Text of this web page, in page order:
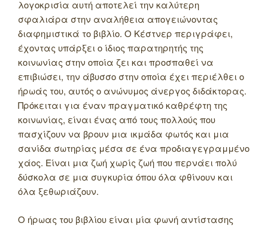
λογοκρισία αυτή αποτελεί την καλύτερη
σφαλιάρα στην αναλήθεια απογειώνοντας
διαφημιστικά το βιβλίο. Ο Κέστνερ περιγράφει,
έχοντας υπάρξει ο ίδιος παρατηρητής της
κοινωνίας στην οποία ζει και προσπαθεί να
επιβιώσει, την άβυσσο στην οποία έχει περιέλθει ο
ήρωάς του, αυτός ο ανώνυμος άνεργος διδάκτορας.
Πρόκειται για έναν πραγματικό καθρέφτη της
κοινωνίας, είναι ένας από τους πολλούς που
πασχίζουν να βρουν μια ικμάδα φωτός και μια
σανίδα σωτηρίας μέσα σε ένα προδιαγεγραμμένο
χάος. Είναι μια ζωή χωρίς ζωή που περνάει πολύ
δύσκολα σε μια συγκυρία όπου όλα φθίνουν και
όλα ξεθωριάζουν.
Ο ήρωας του βιβλίου είναι μία φωνή αντίστασης